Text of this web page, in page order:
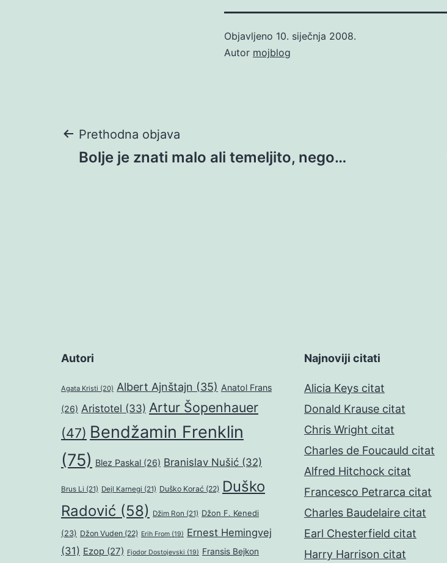
Objavljeno 10. siječnja 2008.
Autor mojblog
Navigacija
Prethodna objava
Bolje je znati malo ali temeljito, nego…
Autori
Agata Kristi (20) Albert Ajnštajn (35) Anatol Frans
(26) Aristotel (33) Artur Šopenhauer
(47) Bendžamin Frenklin
(75) Blez Paskal (26) Branislav Nušić (32)
Brus Li (21) Dejl Karnegi (21) Duško Korać (22) Duško
Radović (58) Džim Ron (21) Džon F. Kenedi
(23) Džon Vuden (22) Erih From (19) Ernest Hemingvej
(31) Ezop (27) Fjodor Dostojevski (19) Fransis Bejkon
Najnoviji citati
Alicia Keys citat
Donald Krause citat
Chris Wright citat
Charles de Foucauld citat
Alfred Hitchock citat
Francesco Petrarca citat
Charles Baudelaire citat
Earl Chesterfield citat
Harry Harrison citat